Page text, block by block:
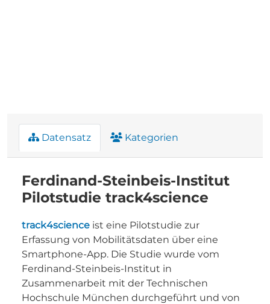
Datensatz Kategorien
Ferdinand-Steinbeis-Institut
Pilotstudie track4science
track4science ist eine Pilotstudie zur
Erfassung von Mobilitätsdaten über eine
Smartphone-App. Die Studie wurde vom
Ferdinand-Steinbeis-Institut in
Zusammenarbeit mit der Technischen
Hochschule München durchgeführt und von